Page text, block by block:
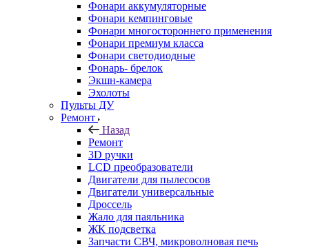
Фонари аккумуляторные
Фонари кемпинговые
Фонари многостороннего применения
Фонари премиум класса
Фонари светодиодные
Фонарь- брелок
Экшн-камера
Эхолоты
Пульты ДУ
Ремонт
Назад
Ремонт
3D ручки
LCD преобразователи
Двигатели для пылесосов
Двигатели универсальные
Дроссель
Жало для паяльника
ЖК подсветка
Запчасти СВЧ, микроволновая печь